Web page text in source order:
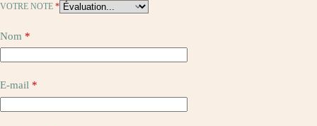
VOTRE NOTE *
Nom *
E-mail *